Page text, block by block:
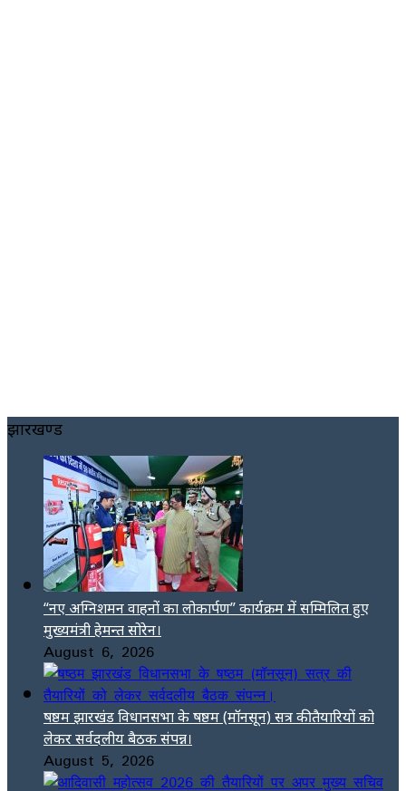
झारखण्ड
“नए अग्निशमन वाहनों का लोकार्पण” कार्यक्रम में सम्मिलित हुए
मुख्यमंत्री हेमन्त सोरेन।
August 6, 2026
षष्ठम झारखंड विधानसभा के षष्ठम (मॉनसून) सत्र की तैयारियों को
लेकर सर्वदलीय बैठक संपन्न।
August 5, 2026